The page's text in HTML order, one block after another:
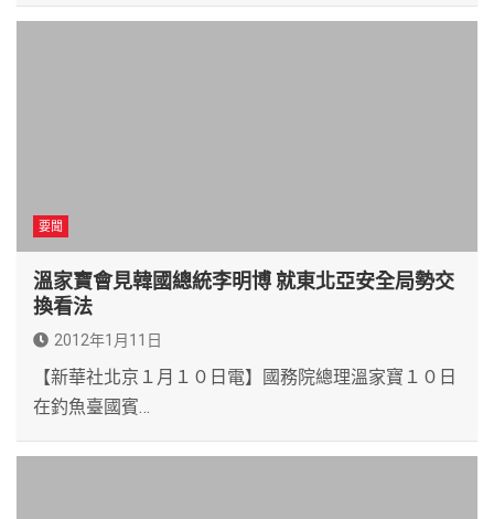
要聞
溫家寶會見韓國總統李明博 就東北亞安全局勢交
換看法
2012年1月11日
【新華社北京１月１０日電】國務院總理溫家寶１０日
在釣魚臺國賓…